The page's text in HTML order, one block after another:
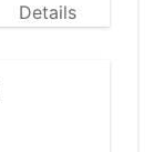
Details